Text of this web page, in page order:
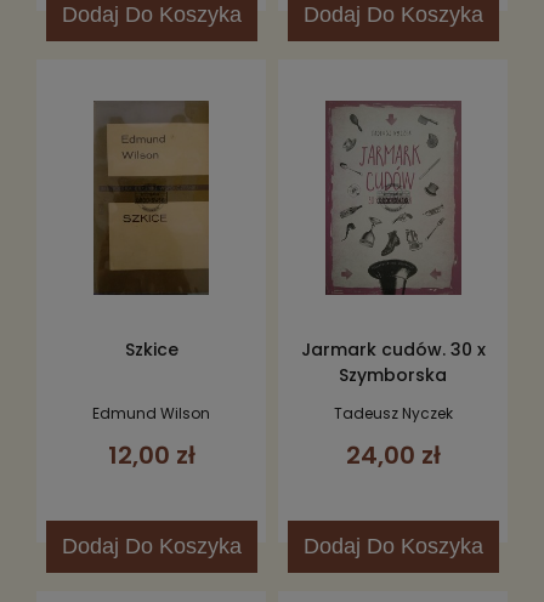
Dodaj Do Koszyka Dodaj Do Koszyka
Szkice
Edmund Wilson
12,00 zł
Dodaj Do Koszyka
Jarmark cudów. 30 x
Szymborska
Tadeusz Nyczek
24,00 zł
Dodaj Do Koszyka